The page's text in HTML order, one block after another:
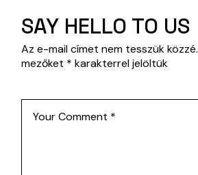
SAY HELLO TO US
Az e-mail címet nem tesszük közzé.
mezőket * karakterrel jelöltük